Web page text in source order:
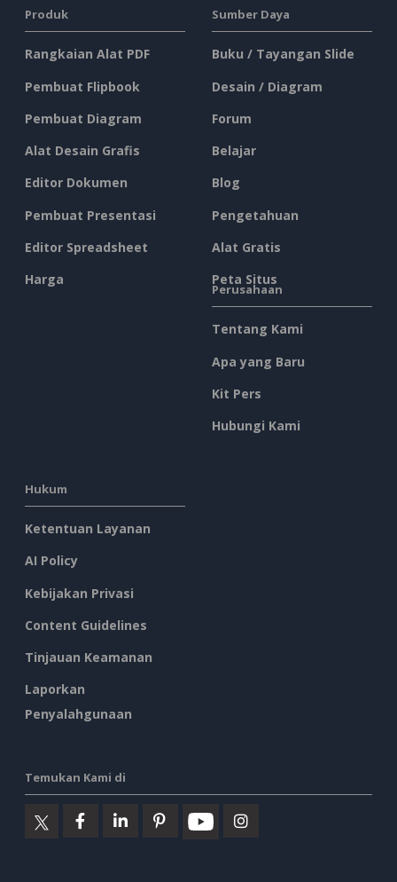
Produk
Rangkaian Alat PDF
Pembuat Flipbook
Pembuat Diagram
Alat Desain Grafis
Editor Dokumen
Pembuat Presentasi
Editor Spreadsheet
Harga
Sumber Daya
Buku / Tayangan Slide
Desain / Diagram
Forum
Belajar
Blog
Pengetahuan
Alat Gratis
Peta Situs
Perusahaan
Tentang Kami
Apa yang Baru
Kit Pers
Hubungi Kami
Hukum
Ketentuan Layanan
AI Policy
Kebijakan Privasi
Content Guidelines
Tinjauan Keamanan
Laporkan
Penyalahgunaan
Temukan Kami di